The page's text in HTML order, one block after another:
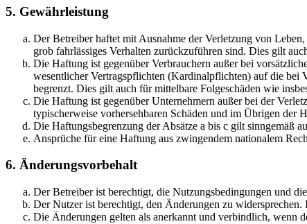
5. Gewährleistung
Der Betreiber haftet mit Ausnahme der Verletzung von
grob fahrlässiges Verhalten zurückzuführen sind. Dies gilt
Die Haftung ist gegenüber Verbrauchern außer bei
wesentlicher Vertragspflichten (Kardinalpflichten) auf die bei
begrenzt. Dies gilt auch für mittelbare Folgeschäden wie
Die Haftung ist gegenüber Unternehmern außer bei der
typischerweise vorhersehbaren Schäden und im Übrigen der
Die Haftungsbegrenzung der Absätze a bis c gilt sinngemäß
Ansprüche für eine Haftung aus zwingendem nationalem
6. Änderungsvorbehalt
Der Betreiber ist berechtigt, die Nutzungsbedingungen und
Der Nutzer ist berechtigt, den Änderungen zu
Die Änderungen gelten als anerkannt und verbindlich, wenn